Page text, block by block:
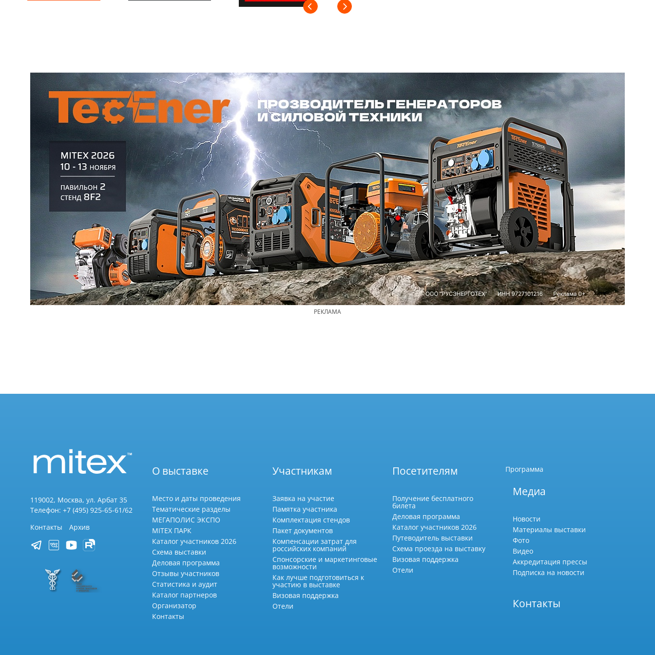
РЕКЛАМА
119002, Москва, ул. Арбат 35
Телефон: +7 (495) 925-65-61/62
Контакты
Архив
О выставке
Место и даты проведения
Тематические разделы
МЕГАПОЛИС ЭКСПО
MITEX ПАРК
Каталог участников 2026
Схема выставки
Деловая программа
Отзывы участников
Статистика и аудит
Каталог партнеров
Организатор
Контакты
Участникам
Заявка на участие
Памятка участника
Комплектация стендов
Пакет документов
Компенсации затрат для
российских компаний
Спонсорские и маркетинговые
возможности
Как лучше подготовиться к
участию в выставке
Визовая поддержка
Отели
Посетителям
Получение бесплатного
билета
Деловая программа
Каталог участников 2026
Путеводитель выставки
Схема проезда на выставку
Визовая поддержка
Отели
Программа
Медиа
Новости
Материалы выставки
Фото
Видео
Аккредитация прессы
Подписка на новости
Контакты